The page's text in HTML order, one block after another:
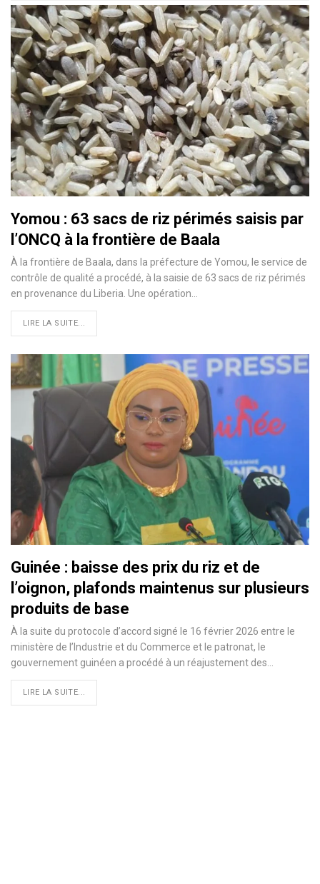
Yomou : 63 sacs de riz périmés saisis par
l’ONCQ à la frontière de Baala
À la frontière de Baala, dans la préfecture de Yomou, le service de
contrôle de qualité a procédé, à la saisie de 63 sacs de riz périmés
en provenance du Liberia. Une opération…
LIRE LA SUITE...
Guinée : baisse des prix du riz et de
l’oignon, plafonds maintenus sur plusieurs
produits de base
À la suite du protocole d’accord signé le 16 février 2026 entre le
ministère de l’Industrie et du Commerce et le patronat, le
gouvernement guinéen a procédé à un réajustement des…
LIRE LA SUITE...